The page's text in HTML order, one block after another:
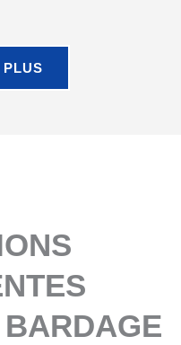
PLUS